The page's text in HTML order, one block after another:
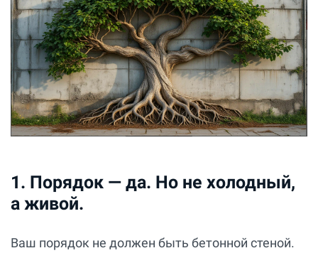
1. Порядок — да. Но не холодный,
а живой.
Ваш порядок не должен быть бетонной стеной.